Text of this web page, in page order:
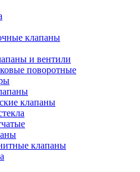
клапаны
и вентили
поворотные
клапаны
клапаны